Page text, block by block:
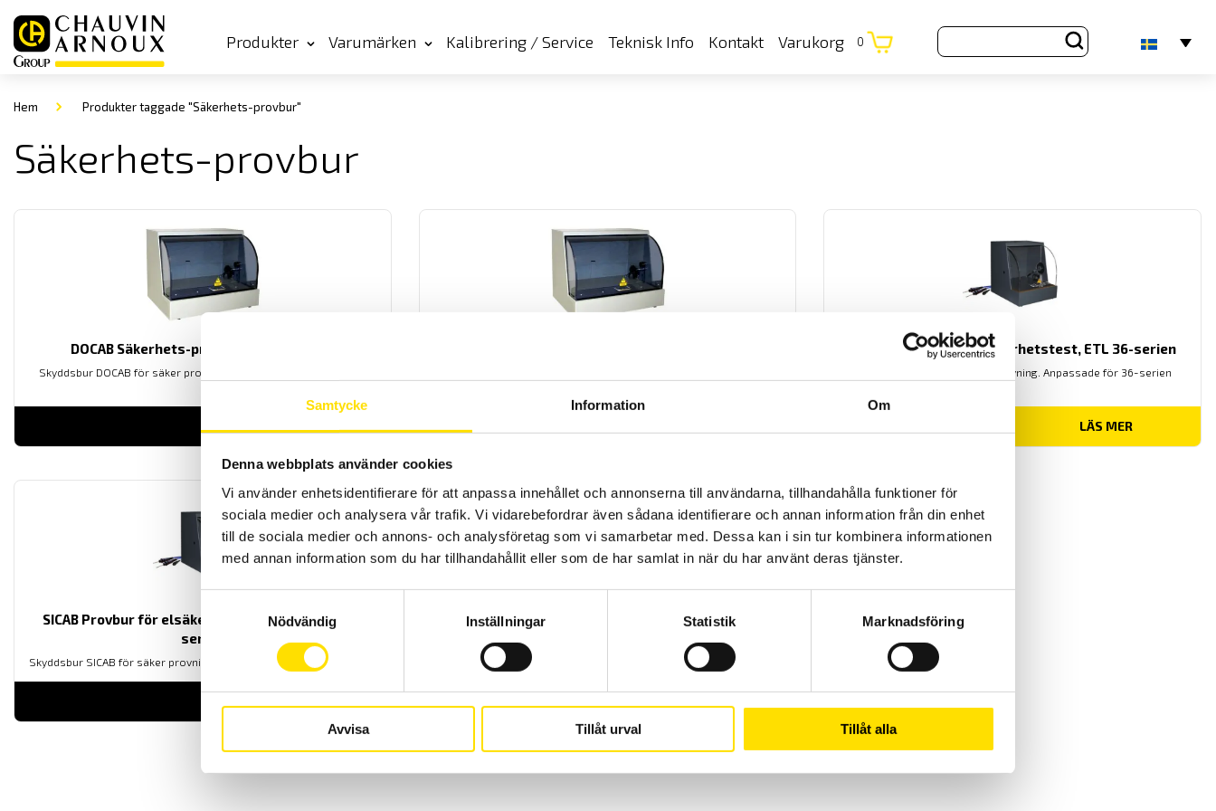
Samtycke Information Om
Denna webbplats använder cookies
Vi använder enhetsidentifierare för att anpassa innehållet och annonserna till användarna, tillhandahålla funktioner för
sociala medier och analysera vår trafik. Vi vidarebefordrar även sådana identifierare och annan information från din enhet
till de sociala medier och annons- och analysföretag som vi samarbetar med. Dessa kan i sin tur kombinera informationen
med annan information som du har tillhandahållit eller som de har samlat in när du har använt deras tjänster.
Nödvändig
Inställningar Statistik Marknadsföring
Avvisa Tillåt urval Tillåt alla
Produkter Varumärken Kalibrering / Service Teknisk Info Kontakt Varukorg 0
Hem Produkter taggade "Säkerhets-provbur"
Säkerhets-provbur
DOCAB Säkerhets-provbur för 36-serien
Skyddsbur DOCAB för säker provning. Anpassade för 36-serien.
SICAB Provbur för elsäkerhetstest, ETL 36-serien
Skyddsbur SICAB för säker provning. Anpassade för 36-serien
LÄS MER
SICAB Provbur för elsäkerhetstest, ETL ATS400-
serien
Skyddsbur SICAB för säker provning. Anpassade för ATS400-serien